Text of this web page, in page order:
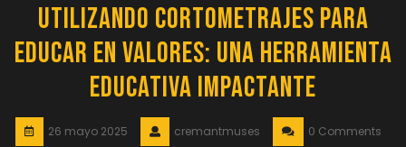
Utilizando Cortometrajes para
Educar en Valores: Una Herramienta
Educativa Impactante
26 mayo 2025 cremantmuses 0 Comments